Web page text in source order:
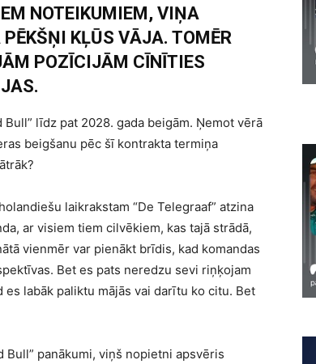
NOTEIKUMIEM, VIŅA
KĻŪS VĀJA. TOMĒR
POZĪCIJĀM CĪNĪTIES
līdz pat 2028. gada beigām. Ņemot vērā
beigšanu pēc šī kontrakta termiņa
laikrakstam “De Telegraaf” atzina
ar visiem tiem cilvēkiem, kas tajā strādā,
vienmēr var pienākt brīdis, kad komandas
Bet es pats neredzu sevi riņķojam
labāk paliktu mājās vai darītu ko citu. Bet
Bull” panākumi, viņš nopietni apsvēris